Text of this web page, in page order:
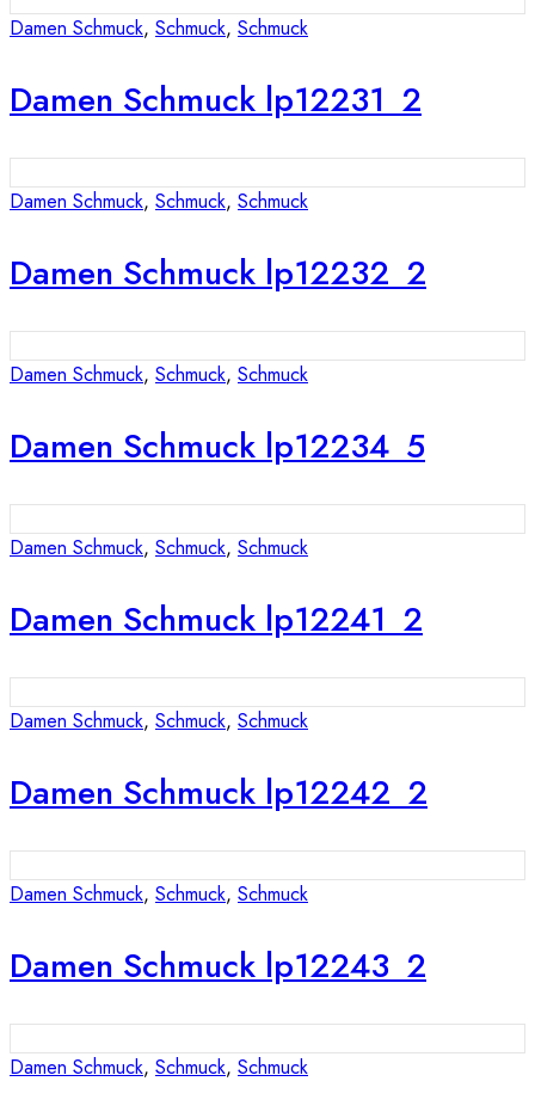
Damen Schmuck, Schmuck, Schmuck
Damen Schmuck lp12231_2
Damen Schmuck, Schmuck, Schmuck
Damen Schmuck lp12232_2
Damen Schmuck, Schmuck, Schmuck
Damen Schmuck lp12234_5
Damen Schmuck, Schmuck, Schmuck
Damen Schmuck lp12241_2
Damen Schmuck, Schmuck, Schmuck
Damen Schmuck lp12242_2
Damen Schmuck, Schmuck, Schmuck
Damen Schmuck lp12243_2
Damen Schmuck, Schmuck, Schmuck